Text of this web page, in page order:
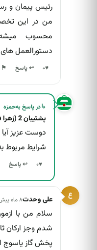
رئیس پیمان و
من در این
محسوب میشه.
دستورالعمل های
♥۰ ↩ پاسخ ⚑
↳در پاسخ بهحمزه
پشتیبان 2 (زهرا فدایی)
دوست عزیز آیا
شرایط مربوط
♥۰ ↩ پاسخ
ع علی وحدت۸ ماه پیش
سلام من با
شدم وجز ارکان
پخش گاز یاسوج